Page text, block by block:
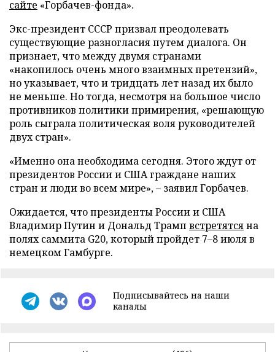
сайте «Горбачев-фонда».
Экс-президент СССР призвал преодолевать
существующие разногласия путем диалога. Он
признает, что между двумя странами
«накопилось очень много взаимных претензий»,
но указывает, что и тридцать лет назад их было
не меньше. Но тогда, несмотря на большое число
противников политики примирения, «решающую
роль сыграла политическая воля руководителей
двух стран».
«Именно она необходима сегодня. Этого ждут от
президентов России и США граждане наших
стран и люди во всем мире», – заявил Горбачев.
Ожидается, что президенты России и США
Владимир Путин и Дональд Трамп встретятсяна
полях саммита G20, который пройдет 7–8 июля в
немецком Гамбурге.
Подписывайтесь на наши
каналы